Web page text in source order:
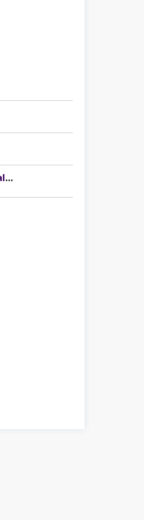
Lowongan Kerja PT Injoy Boga Indonesia (Distributor Es Krim Aice Palembang)